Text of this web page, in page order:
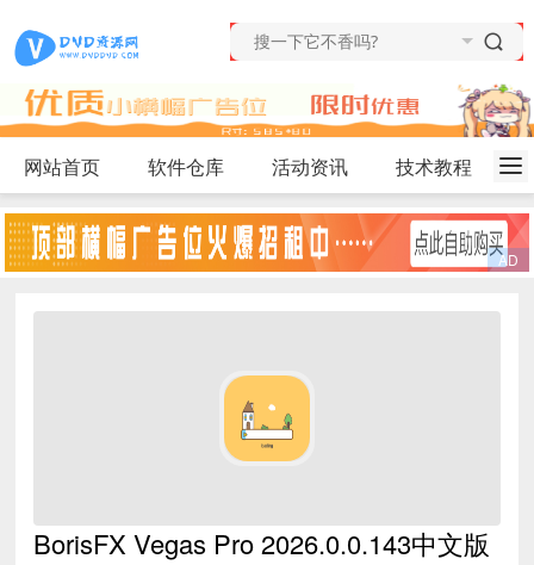
网站首页 软件仓库 活动资讯 技术教程
BorisFX Vegas Pro 2026.0.0.143中文版